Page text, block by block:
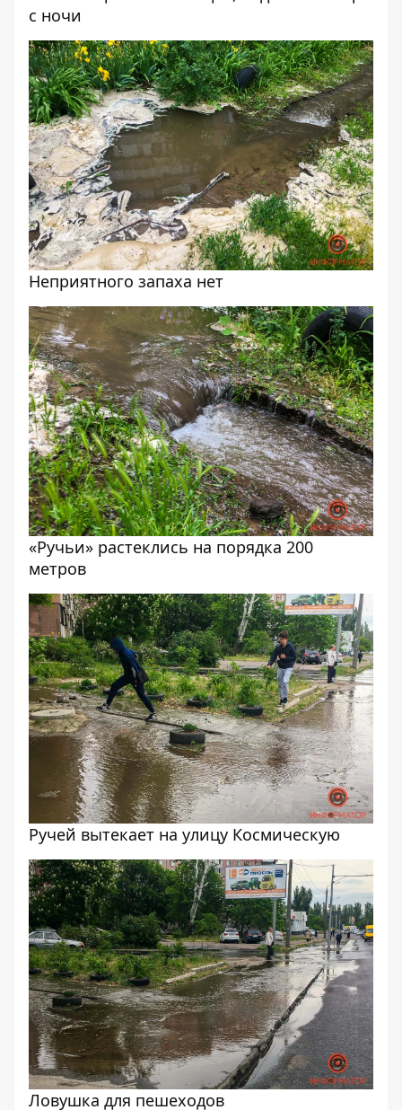
с ночи
Неприятного запаха нет
«Ручьи» растеклись на порядка 200
метров
Ручей вытекает на улицу Космическую
Ловушка для пешеходов